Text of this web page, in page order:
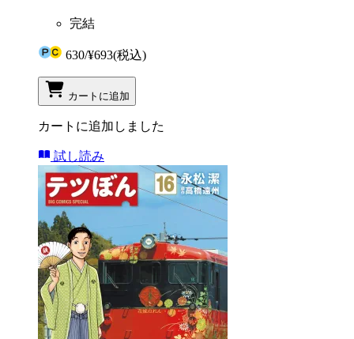
完結
630/¥693(税込)
カートに追加
カートに追加しました
試し読み